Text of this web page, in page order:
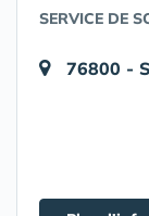
SERVICE DE
76800 -